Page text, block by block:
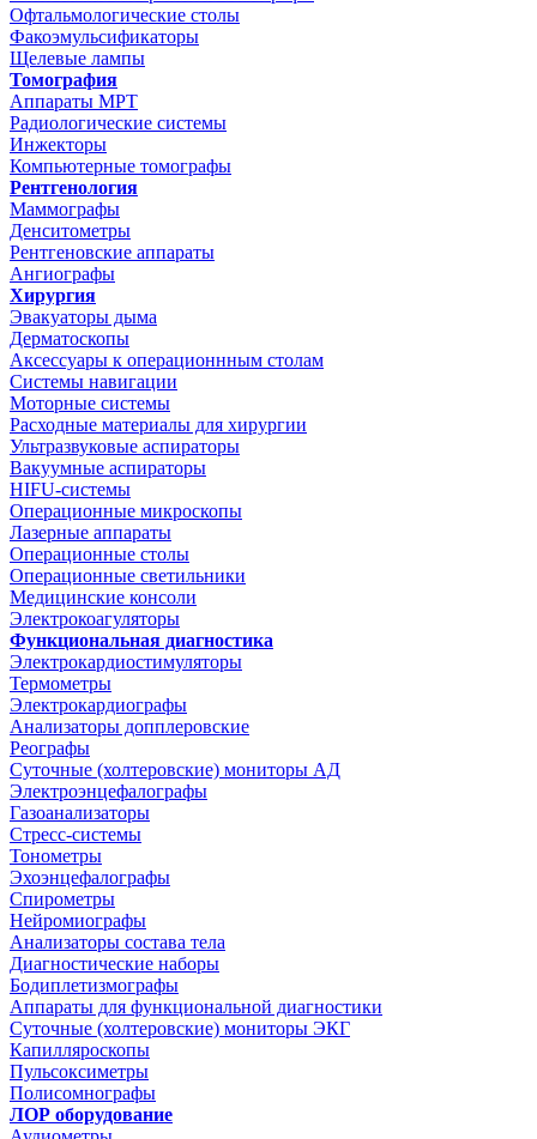
Офтальмологические столы
Факоэмульсификаторы
Щелевые лампы
Томография
Аппараты МРТ
Радиологические системы
Инжекторы
Компьютерные томографы
Рентгенология
Маммографы
Денситометры
Рентгеновские аппараты
Ангиографы
Хирургия
Эвакуаторы дыма
Дерматоскопы
Аксессуары к операционнным столам
Системы навигации
Моторные системы
Расходные материалы для хирургии
Ультразвуковые аспираторы
Вакуумные аспираторы
HIFU-системы
Операционные микроскопы
Лазерные аппараты
Операционные столы
Операционные светильники
Медицинские консоли
Электрокоагуляторы
Функциональная диагностика
Электрокардиостимуляторы
Термометры
Электрокардиографы
Анализаторы допплеровские
Реографы
Суточные (холтеровские) мониторы АД
Электроэнцефалографы
Газоанализаторы
Стресс-системы
Тонометры
Эхоэнцефалографы
Спирометры
Нейромиографы
Анализаторы состава тела
Диагностические наборы
Бодиплетизмографы
Аппараты для функциональной диагностики
Суточные (холтеровские) мониторы ЭКГ
Капилляроскопы
Пульсоксиметры
Полисомнографы
ЛОР оборудование